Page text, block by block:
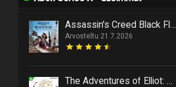
Assassin's Creed Black Flag Resynced marssittaa epäilijät lankulta
Arvosteltu 21.7.2026
The Adventures of Elliot: The Millennium Tales paketoi 90-luvun ideoita täydelliseksi hyvän mielen toimintaroolipeliksi